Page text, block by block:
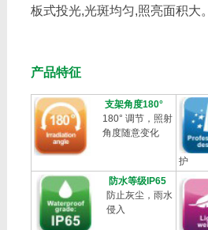
板式投光,光斑均匀,照亮面积大。
产品特征
支架角度180°
180° 调节，照射
角度随意变化
护
防水等级IP65
防止灰尘，雨水
侵入